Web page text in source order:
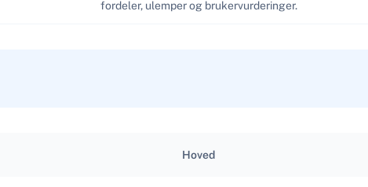
fordeler, ulemper og brukervurderinger.
Hoved